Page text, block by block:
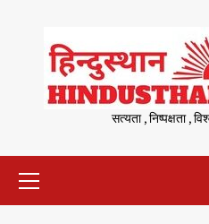
content
सत्यता , निष्पक्षता ,
Menu